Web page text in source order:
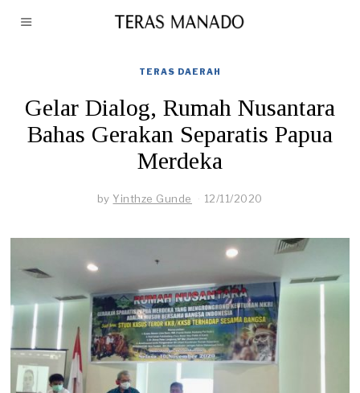
TERAS DAERAH
Gelar Dialog, Rumah Nusantara
Bahas Gerakan Separatis Papua
Merdeka
by Yinthze Gunde 12/11/2020